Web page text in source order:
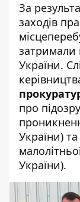
За
заходів
затримали
України.
про
України)
України).